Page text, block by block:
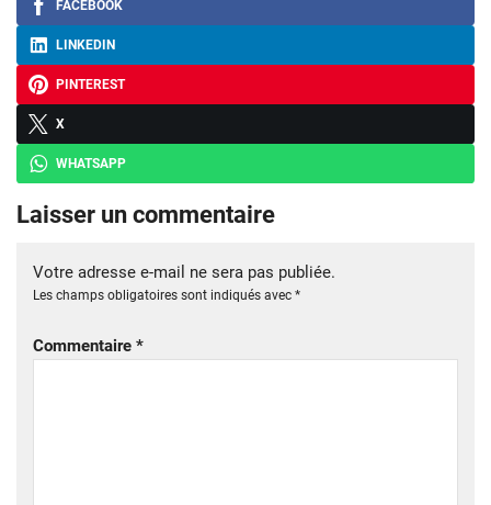
FACEBOOK
LINKEDIN
PINTEREST
X
WHATSAPP
Laisser un commentaire
Votre adresse e-mail ne sera pas publiée.
Les champs obligatoires sont indiqués avec *
Commentaire *